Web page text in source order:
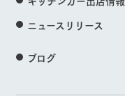
ニュースリリース
ブログ